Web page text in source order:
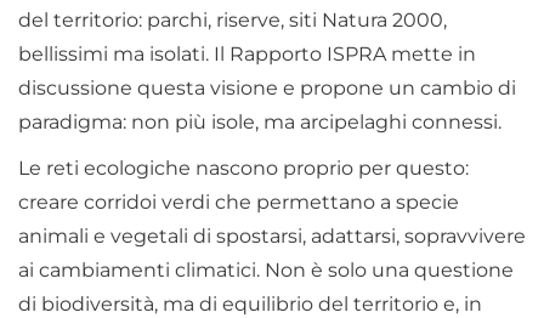
del territorio: parchi, riserve, siti Natura 2000,
bellissimi ma isolati. Il Rapporto ISPRA mette in
discussione questa visione e propone un cambio di
paradigma: non più isole, ma arcipelaghi connessi.
Le reti ecologiche nascono proprio per questo:
creare corridoi verdi che permettano a specie
animali e vegetali di spostarsi, adattarsi, sopravvivere
ai cambiamenti climatici. Non è solo una questione
di biodiversità, ma di equilibrio del territorio e, in